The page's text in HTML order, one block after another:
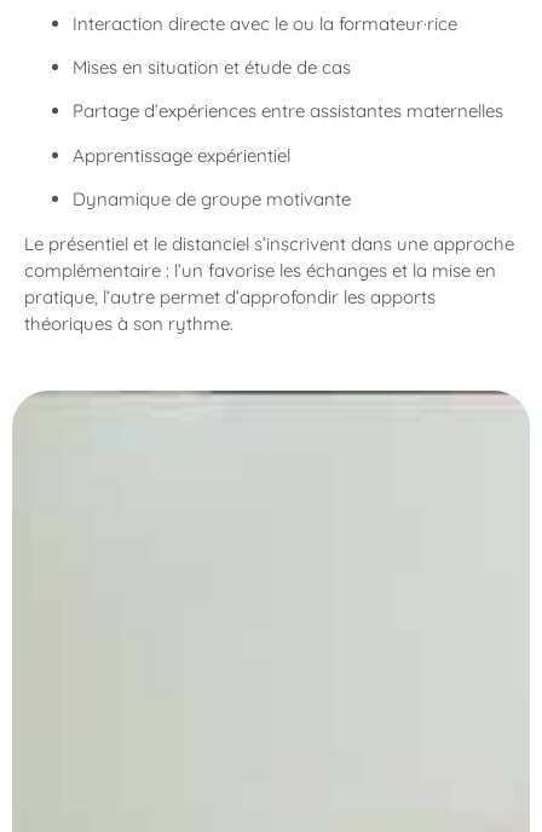
Interaction directe avec le ou la formateur·rice
Mises en situation et étude de cas
Partage d’expériences entre assistantes maternelles
Apprentissage expérientiel
Dynamique de groupe motivante
Le présentiel et le distanciel s’inscrivent dans une approche
complémentaire : l’un favorise les échanges et la mise en
pratique, l’autre permet d’approfondir les apports
théoriques à son rythme.